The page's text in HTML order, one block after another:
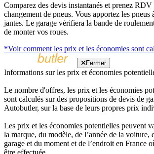
Comparez des devis instantanés et prenez
changement de pneus. Vous apportez les pneus
jantes. Le garage vérifiera la bande de
de monter vos roues.
*Voir comment les prix et les économies sont
Fermer
Informations sur les prix et économies
Le nombre d'offres, les prix et les économies
sont calculés sur des propositions de devis de
Autobutler, sur la base de leurs propres prix
Les prix et les économies potentielles peuvent
la marque, du modèle, de l’année de la voiture,
garage et du moment et de l’endroit en France
être effectuée.